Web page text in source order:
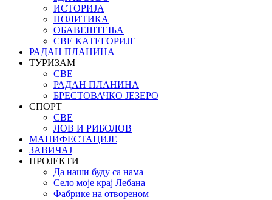
ИСТОРИЈА
ПОЛИТИКА
ОБАВЕШТЕЊА
СВЕ КАТЕГОРИЈЕ
РАДАН ПЛАНИНА
ТУРИЗАМ
СВЕ
РАДАН ПЛАНИНА
БРЕСТОВАЧКО ЈЕЗЕРО
СПОРТ
СВЕ
ЛОВ И РИБОЛОВ
МАНИФЕСТАЦИЈЕ
ЗАВИЧАЈ
ПРОЈЕКТИ
Да наши буду са нама
Село моје крај Лебана
Фабрике на отвореном